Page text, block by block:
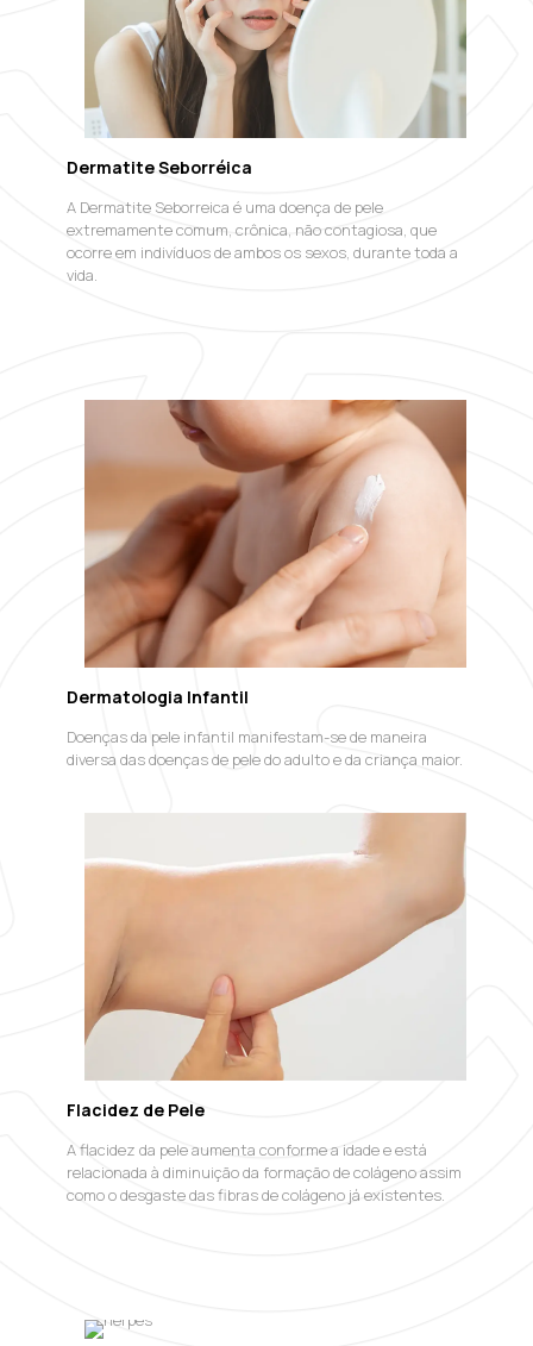
Dermatite Seborréica
A Dermatite Seborreica é uma doença de pele
extremamente comum, crônica, não contagiosa, que
ocorre em indivíduos de ambos os sexos, durante toda a
vida.
Dermatologia Infantil
Doenças da pele infantil manifestam-se de maneira
diversa das doenças de pele do adulto e da criança maior.
Flacidez de Pele
A flacidez da pele aumenta conforme a idade e está
relacionada à diminuição da formação de colágeno assim
como o desgaste das fibras de colágeno já existentes.